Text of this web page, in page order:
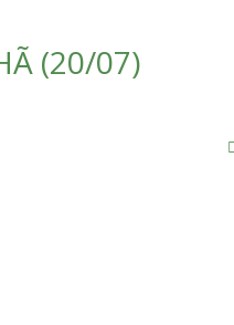
(20/07)